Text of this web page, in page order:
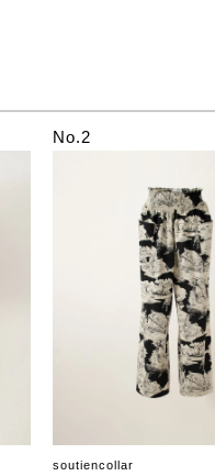
No.2
soutiencollar